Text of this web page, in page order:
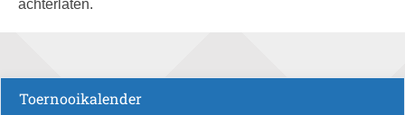
achterlaten.
Toernooikalender